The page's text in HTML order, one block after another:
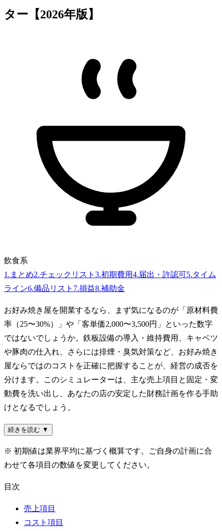
ター【2026年版】
飲食系
1 . まとめ2.チェックリスト 3.初期費用4.届出・許認可5.タイム
ライン6.備品リスト 7.損益8.補助金
お好み焼き屋を開業するなら、まず気になるのが「原材料費
率（25〜30%）」や「客単価2,000〜3,500円」といった数字
ではないでしょうか。鉄板設備の導入・維持費用、キャベツ
や豚肉の仕入れ、さらには排煙・臭気対策など、お好み焼き
屋ならではのコストを正確に把握することが、経営の成否を
分けます。このシミュレーターは、主な売上項目と固定・変
動費を洗い出し、あなたの店の安定した財務計画を作る手助
けとなるでしょう。
続きを読む ▼
※ 初期値は業界平均に基づく概算です。ご自身の計画に合
わせて各項目の数値を変更してください。
目次
売上項目
コスト項目